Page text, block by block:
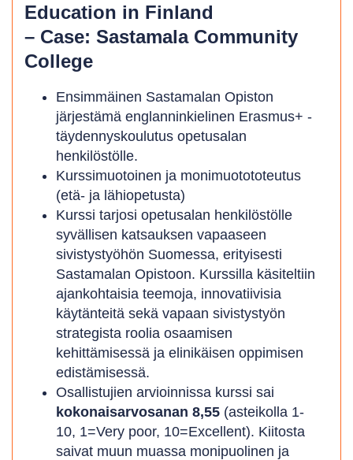
Education in Finland
– Case: Sastamala Community
College
Ensimmäinen Sastamalan Opiston
järjestämä englanninkielinen Erasmus+ -
täydennyskoulutus opetusalan
henkilöstölle.
Kurssimuotoinen ja monimuotototeutus
(etä- ja lähiopetusta)
Kurssi tarjosi opetusalan henkilöstölle
syvällisen katsauksen vapaaseen
sivistystyöhön Suomessa, erityisesti
Sastamalan Opistoon. Kurssilla käsiteltiin
ajankohtaisia teemoja, innovatiivisia
käytänteitä sekä vapaan sivistystyön
strategista roolia osaamisen
kehittämisessä ja elinikäisen oppimisen
edistämisessä.
Osallistujien arvioinnissa kurssi sai
kokonaisarvosanan 8,55 (asteikolla 1-
10, 1=Very poor, 10=Excellent). Kiitosta
saivat muun muassa monipuolinen ja